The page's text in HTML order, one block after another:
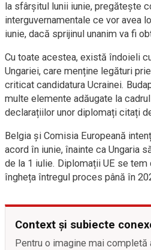
la sfârșitul lunii iunie, pregătește
interguvernamentale ce vor avea
iunie, dacă sprijinul unanim va fi
Cu toate acestea, există îndoieli
Ungariei, care menține legături
criticat candidatura Ucrainei.
multe elemente adăugate la
declarațiilor unor diplomați citați
Belgia și Comisia Europeană
acord în iunie, înainte ca Ungaria
de la 1 iulie. Diplomații UE se tem
îngheța întregul proces până în
Context și subiecte
Pentru o imagine mai